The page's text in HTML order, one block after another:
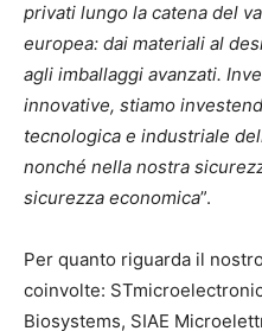
privati lungo la catena del
europea: dai materiali al
agli imballaggi avanzati.
innovative, stiamo
tecnologica e industriale
nonché nella nostra
sicurezza economica”.
Per quanto riguarda il
coinvolte:
Biosystems, SIAE